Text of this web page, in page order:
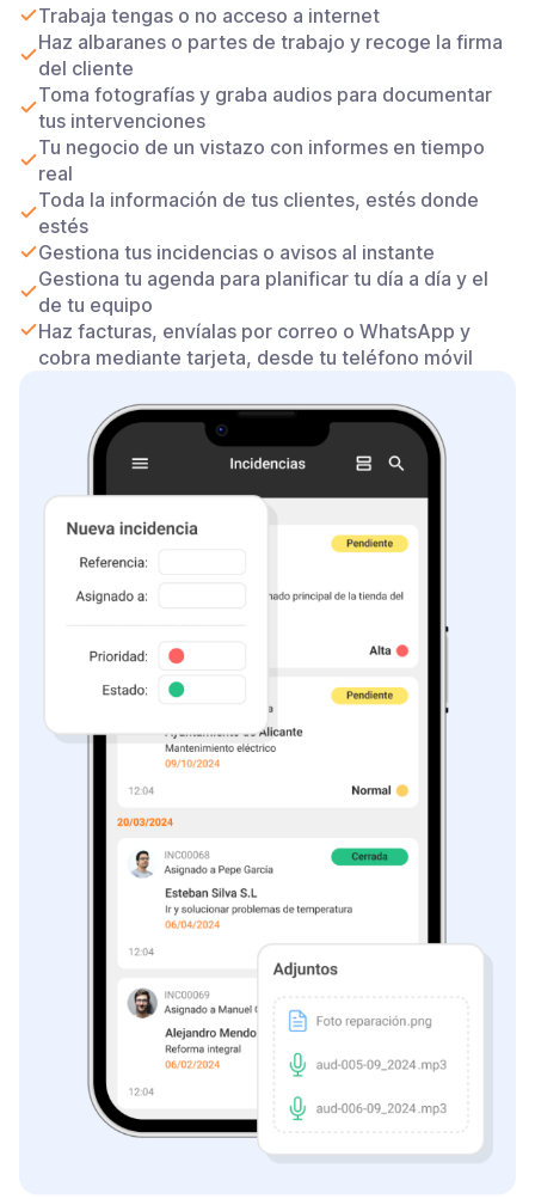
Trabaja tengas o no acceso a internet
Haz albaranes o partes de trabajo y recoge la firma
del cliente
Toma fotografías y graba audios para documentar
tus intervenciones
Tu negocio de un vistazo con informes en tiempo
real
Toda la información de tus clientes, estés donde
estés
Gestiona tus incidencias o avisos al instante
Gestiona tu agenda para planificar tu día a día y el
de tu equipo
Haz facturas, envíalas por correo o WhatsApp y
cobra mediante tarjeta, desde tu teléfono móvil